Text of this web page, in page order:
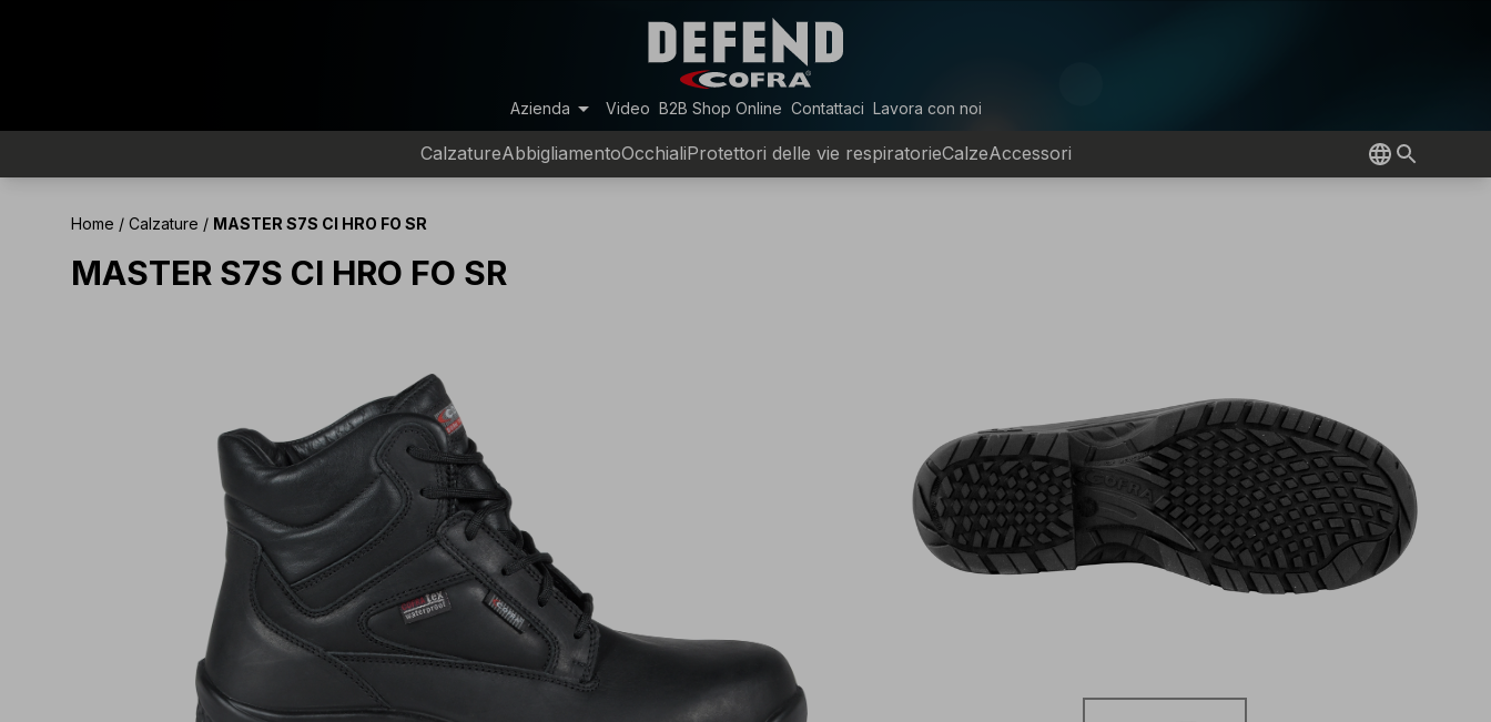
Azienda arrow_drop_down Video B2B Shop Online Contattaci Lavora con noi
CalzatureAbbigliamentoOcchialiProtettori delle vie respiratorieCalzeAccessori
Home / Calzature / MASTER S7S CI HRO FO SR
MASTER S7S CI HRO FO SR